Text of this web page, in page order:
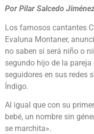
Por Pilar Salcedo
Los famosos cantantes
Evaluna Montaner,
no saben si será niño o
segundo hijo de la
seguidores en sus redes
Índigo.
Al igual que con su
bebé, un nombre sin
se marchita».